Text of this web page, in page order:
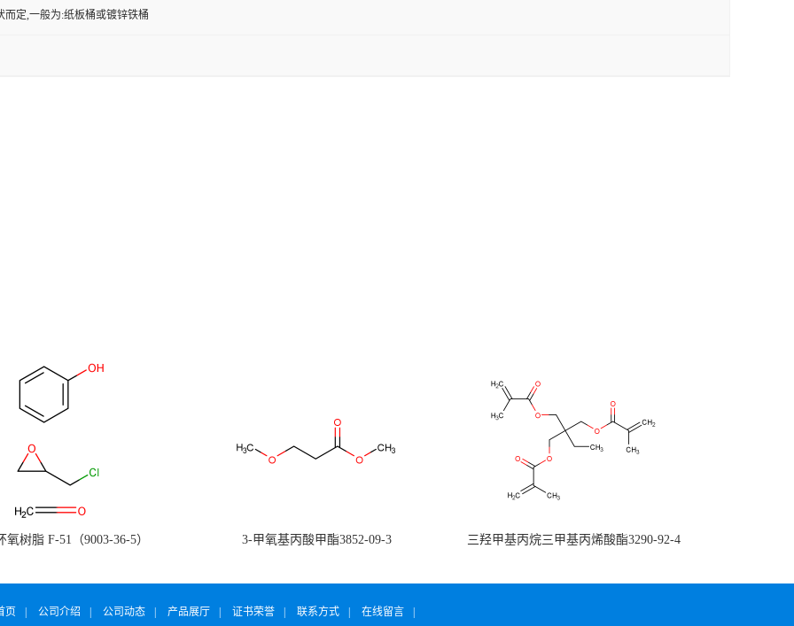
而定,一般为:纸板桶或镀锌铁桶
氧树脂 F-51（9003-36-5） 3-甲氧基丙酸甲酯3852-09-3 三羟甲基丙烷三甲基丙烯酸酯3290-92-4
页 公司介绍 公司动态 产品展厅 证书荣誉 联系方式 在线留言